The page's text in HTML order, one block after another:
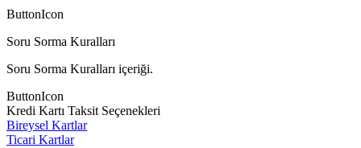
ButtonIcon
Soru Sorma Kuralları
Soru Sorma Kuralları içeriği.
ButtonIcon
Kredi Kartı Taksit Seçenekleri
Bireysel Kartlar
Ticari Kartlar